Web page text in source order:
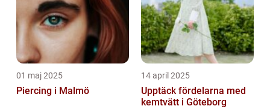
01 maj 2025
Piercing i Malmö
14 april 2025
Upptäck fördelarna med
kemtvätt i Göteborg